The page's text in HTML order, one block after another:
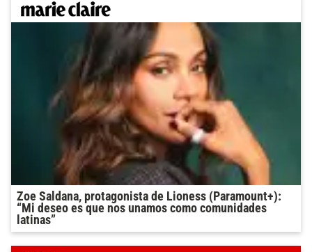
Zoe Saldana, protagonista de Lioness (Paramount+):
“Mi deseo es que nos unamos como comunidades
latinas”